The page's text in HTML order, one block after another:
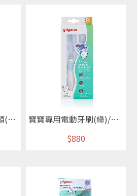
寶寶專用電動牙刷刷頭(2入)/直刷頭
寶寶專用電動牙刷(綠)/直刷頭
$880